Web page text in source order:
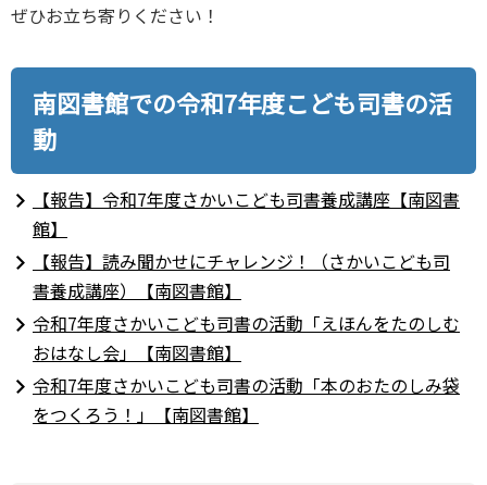
ぜひお立ち寄りください！
南図書館での令和7年度こども司書の活
動
【報告】令和7年度さかいこども司書養成講座【南図書
館】
【報告】読み聞かせにチャレンジ！（さかいこども司
書養成講座）【南図書館】
令和7年度さかいこども司書の活動「えほんをたのしむ
おはなし会」【南図書館】
令和7年度さかいこども司書の活動「本のおたのしみ袋
をつくろう！」【南図書館】